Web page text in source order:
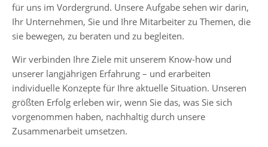
für uns im Vordergrund. Unsere Aufgabe sehen wir darin,
Ihr Unternehmen, Sie und Ihre Mitarbeiter zu Themen, die
sie bewegen, zu beraten und zu begleiten.
Wir verbinden Ihre Ziele mit unserem Know-how und
unserer langjährigen Erfahrung – und erarbeiten
individuelle Konzepte für Ihre aktuelle Situation. Unseren
größten Erfolg erleben wir, wenn Sie das, was Sie sich
vorgenommen haben, nachhaltig durch unsere
Zusammenarbeit umsetzen.